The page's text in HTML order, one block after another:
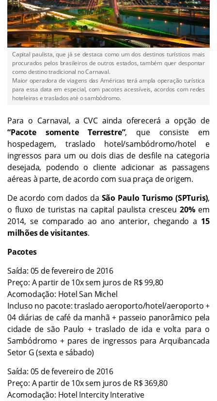
Capital paulista, que já se destaca como um dos destinos turísticos mais
procurados pelos brasileiros de outros estados, também quer despontar
como destino tradicional no Carnaval.
Maior operadora de viagens das Américas terá ampla operação turística
para essa data em especial, com pacotes acessíveis, acordos com redes
hoteleiras e traslados até o sambódromo.
Para o Carnaval, a CVC ainda oferecerá a opção de
“Pacote somente Terrestre”, que consiste em
hospedagem, traslado hotel/sambódromo/hotel e
ingressos para um ou dois dias de desfile na categoria
desejada, podendo o cliente adicionar as passagens
aéreas à parte, de acordo com sua praça de origem.
De acordo com dados da São Paulo Turismo (SPTuris),
o fluxo de turistas na capital paulista cresceu20%em
2014, se comparado ao ano anterior, chegando a 15
milhões de visitantes.
Pacotes
Saída: 05 de fevereiro de 2016
Preço: A partir de 10x sem juros de R$ 99,80
Acomodação: Hotel San Michel
Incluso no pacote: traslado aeroporto/hotel/aeroporto +
04 diárias de café da manhã + passeio panorâmico pela
cidade de são Paulo + traslado de ida e volta para o
Sambódromo + pares de ingressos para Arquibancada
Setor G (sexta e sábado)
Saída: 05 de fevereiro de 2016
Preço: A partir de 10x sem juros de R$ 369,80
Acomodação: Hotel Intercity Interative